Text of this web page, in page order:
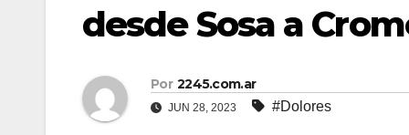
desde Sosa a
Por 2245.com.ar
JUN 28, 2023 #Dolores